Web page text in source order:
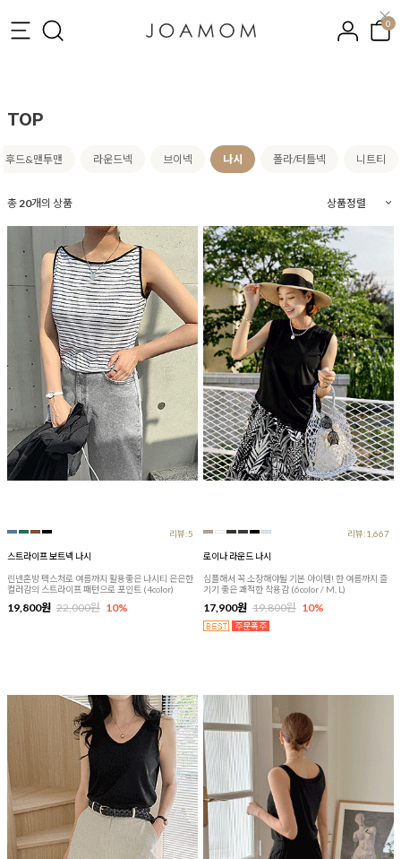
0
TOP
후드&맨투맨 라운드넥 브이넥 나시 폴라/터틀넥 니트티
총20개의 상품
리뷰:5
스트라이프 보트넥 나시
린넨혼방 텍스처로 여름까지 활용좋은 나시티 은은한
컬러감의 스트라이프 패턴으로 포인트 (4color)
19,800원 22,000원 10%
리뷰:1,667
로이나 라운드 나시
심플해서 꼭 소장해야될 기본 아이템! 한 여름까지 즐
기기 좋은 쾌적한 착용감 (6color / M, L)
17,900원 19,800원 10%